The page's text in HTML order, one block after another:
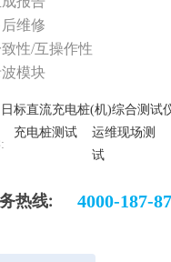
后维修
致性/互操作性
波模块
日标直流充电桩(机)综合测试
充电桩测试
运维现场测
试
热线: 4000-187-